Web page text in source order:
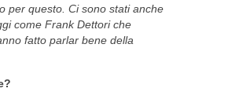
per questo. Ci sono stati anche
come Frank Dettori che
fatto parlar bene della